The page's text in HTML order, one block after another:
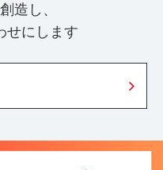
造し、
せにします